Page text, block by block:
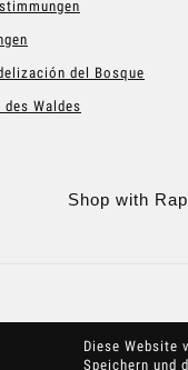
Diese Website
Speichern und
del Bosque
Waldes
Shop with